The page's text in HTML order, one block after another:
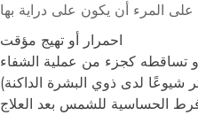
احمرار أو تهيج مؤقت
تساقطه كجزء من عملية الشفاء
شيوعًا لدى ذوي البشرة الداكنة)